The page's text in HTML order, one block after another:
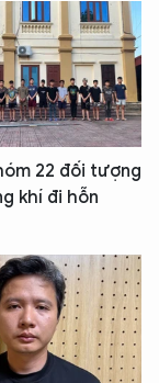
22 đối tượng
khí đi hỗn